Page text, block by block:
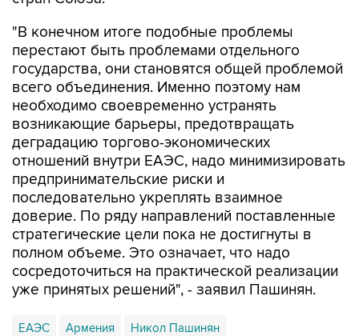
"В конечном итоге подобные проблемы
перестают быть проблемами отдельного
государства, они становятся общей проблемой
всего объединения. Именно поэтому нам
необходимо своевременно устранять
возникающие барьеры, предотвращать
деградацию торгово-экономических
отношений внутри ЕАЭС, надо минимизировать
предпринимательские риски и
последовательно укреплять взаимное
доверие. По ряду направлений поставленные
стратегические цели пока не достигнуты в
полном объеме. Это означает, что надо
сосредоточиться на практической реализации
уже принятых решений", - заявил Пашинян.
ЕАЭС Армения Никол Пашинян